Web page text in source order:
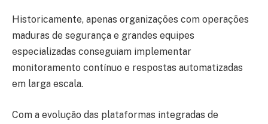
Historicamente, apenas organizações com operações
maduras de segurança e grandes equipes
especializadas conseguiam implementar
monitoramento contínuo e respostas automatizadas
em larga escala.
Com a evolução das plataformas integradas de